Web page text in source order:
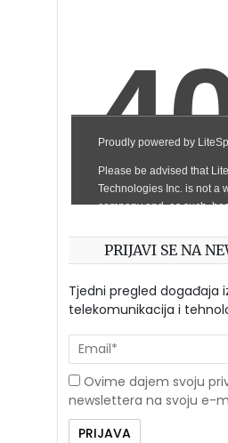
PRIJAVI SE NA
Tjedni pregled događaja
telekomunikacija i
Ovime dajem svoju
newslettera na svoju e-